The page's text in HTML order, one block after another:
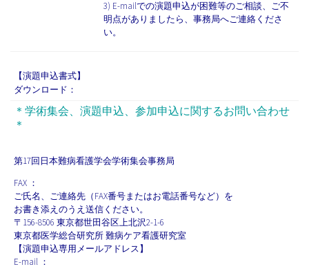
3) E-mailでの演題申込が困難等のご相談、ご不
明点がありましたら、事務局へご連絡くださ
い。
【演題申込書式】
ダウンロード：
＊学術集会、演題申込、参加申込に関するお問い合わせ
＊
第17回日本難病看護学会学術集会事務局
FAX ：
ご氏名、ご連絡先（FAX番号またはお電話番号など）を
お書き添えのうえ送信ください。
〒156-8506 東京都世田谷区上北沢2-1-6
東京都医学総合研究所 難病ケア看護研究室
【演題申込専用メールアドレス】
E-mail ：